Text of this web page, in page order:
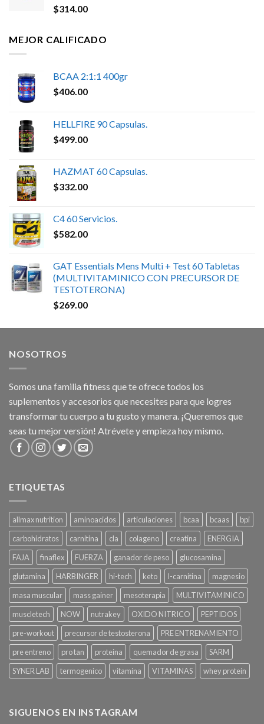
$314.00
MEJOR CALIFICADO
BCAA 2:1:1 400gr
$406.00
HELLFIRE 90 Capsulas.
$499.00
HAZMAT 60 Capsulas.
$332.00
C4 60 Servicios.
$582.00
GAT Essentials Mens Multi + Test 60 Tabletas
(MULTIVITAMINICO CON PRECURSOR DE
TESTOTERONA)
$269.00
NOSOTROS
Somos una familia fitness que te ofrece todos los
suplementos y accesorios que necesites para que logres
transformar tu cuerpo a tu gusto y manera. ¡Queremos que
seas tu mejor versión! Atrévete y empieza hoy mismo.
ETIQUETAS
allmax nutrition aminoacidos articulaciones bcaa bcaas
bpi
carbohidratos
carnitina cla colageno creatina
ENERGIA
FAJA
finaflex FUERZA ganador de peso
glucosamina
glutamina
HARBINGER hi-tech keto l-carnitina
magnesio
masa muscular
mass gainer mesoterapia
MULTIVITAMINICO
muscletech
NOW nutrakey OXIDO NITRICO
PEPTIDOS
pre-workout
precursor de testosterona
PRE ENTRENAMIENTO
pre entreno
pro tan proteina quemador de grasa
SARM
SYNER LAB
termogenico vitamina VITAMINAS whey protein
SIGUENOS EN INSTAGRAM